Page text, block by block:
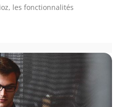
les fonctionnalités